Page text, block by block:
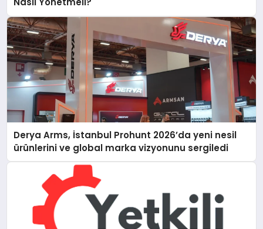
Derya Arms, İstanbul Prohunt 2026’da yeni nesil
ürünlerini ve global marka vizyonunu sergiledi